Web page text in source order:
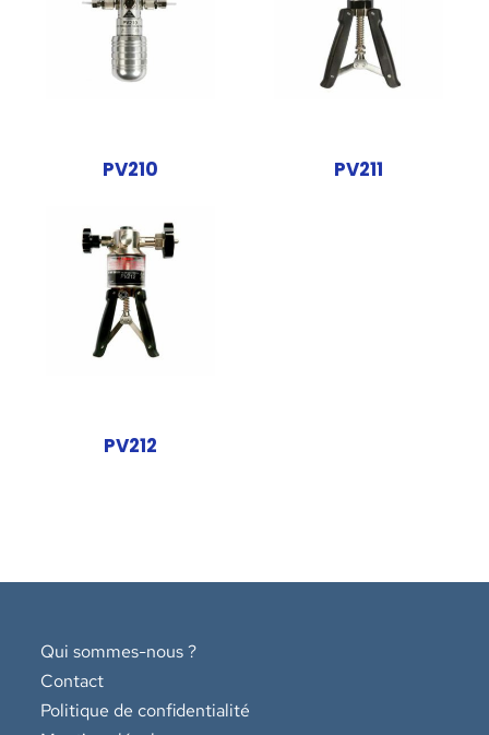
PV210 PV211
PV212
Qui sommes-nous ?
Contact
Politique de confidentialité